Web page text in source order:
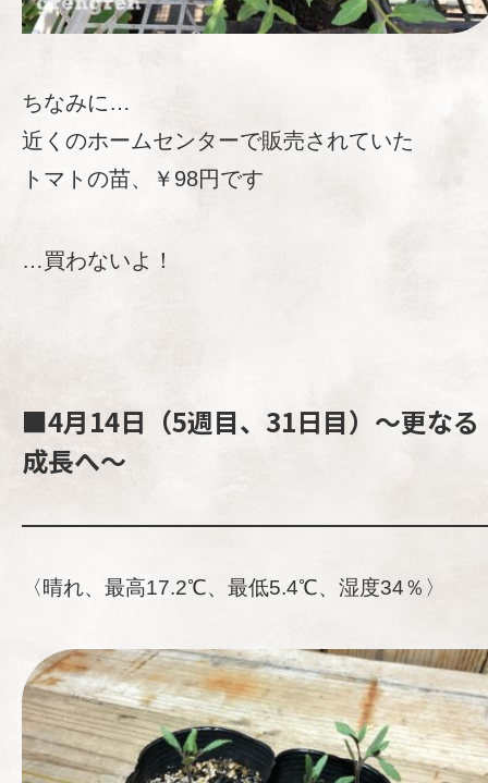
ちなみに…
近くのホームセンターで販売されていた
トマトの苗、￥98円です
…買わないよ！
■4月14日（5週目、31日目）～更なる
成長へ～
〈晴れ、最高17.2℃、最低5.4℃、湿度34％〉